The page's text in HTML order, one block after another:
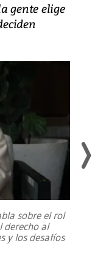
gente elige
sobre el rol
derecho al
y los desafíos